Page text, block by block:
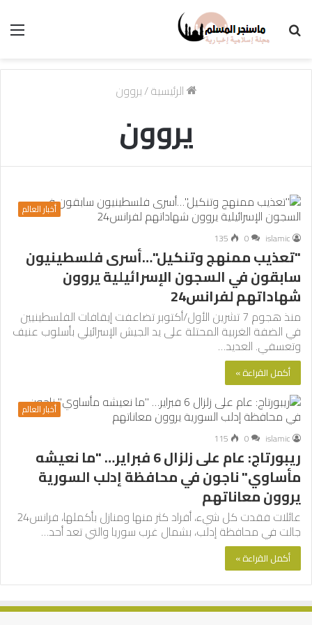
الرئيسية/يروون
يروون
أخبار العالم
islamic
0
135
"تعذيب ممنهج وتنكيل"…أسرى فلسطينيون
سابقون في السجون الإسرائيلية يروون
شهاداتهم لفرانس24
منذ هجوم 7 تشرين الأول/أكتوبر تضاعفت إيقافات الفلسطينيين
في الضفة الغربية المحتلة على يد الجيش الإسرائيلي بأسلوب عنيف
وتعسفي. العديد…
أكمل القراءة »
أخبار العالم
islamic
0
115
ريبورتاج: عام على زلزال 6 فبراير… "ما نعيشه
مأساوي" ناجون في محافظة إدلب السورية
يروون معاناتهم
عائلات فقدت كل شيء، أفراد كثر منها ومنازل بأكملها، فرانس24
جالت في محافظة إدلب، بشمال غرب سوريا والتي تعد أحد…
أكمل القراءة »